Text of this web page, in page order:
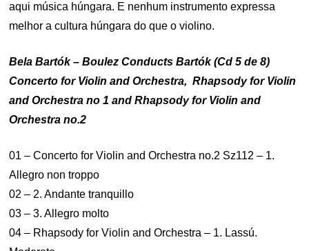
aqui música húngara. E nenhum instrumento expressa
melhor a cultura húngara do que o violino.
Bela Bartók – Boulez Conducts Bartók (Cd 5 de 8)
Concerto for Violin and Orchestra, Rhapsody for Violin
and Orchestra no 1 and Rhapsody for Violin and
Orchestra no.2
01 – Concerto for Violin and Orchestra no.2 Sz112 – 1.
Allegro non troppo
02 – 2. Andante tranquillo
03 – 3. Allegro molto
04 – Rhapsody for Violin and Orchestra – 1. Lassú.